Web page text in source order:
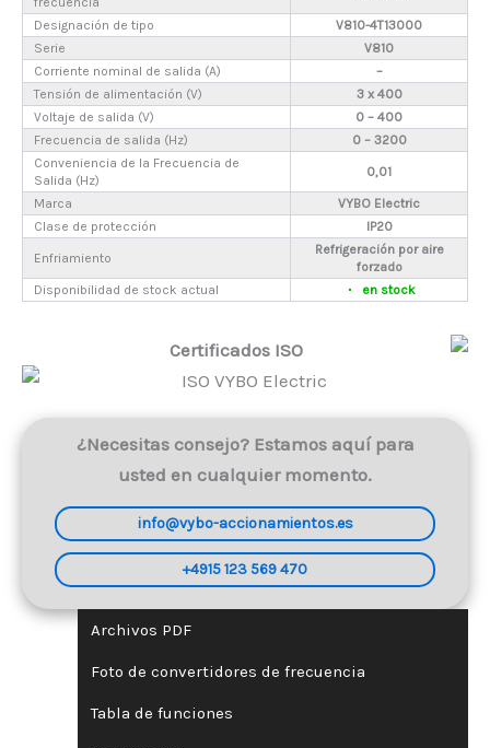
Designación de tipo
V810-4T13000
Serie
V810
Corriente nominal de salida (A)
–
Tensión de alimentación (V)
3 x 400
Voltaje de salida (V)
0 – 400
Frecuencia de salida (Hz)
0 – 3200
Conveniencia de la Frecuencia de
Salida (Hz)
0,01
Marca
VYBO Electric
Clase de protección
IP20
Enfriamiento
Refrigeración por aire
forzado
Disponibilidad de stock actual
en stock
Certificados ISO
¿Necesitas consejo? Estamos aquí para
usted en cualquier momento.
info@vybo-accionamientos.es
+4915 123 569 470
Archivos PDF
Foto de convertidores de frecuencia
Tabla de funciones